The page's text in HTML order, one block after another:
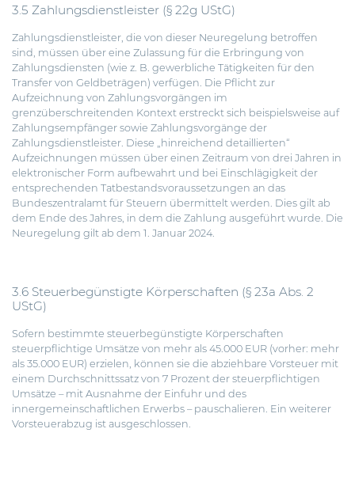
3.5 Zahlungsdienstleister (§ 22g UStG)
Zahlungsdienstleister, die von dieser Neuregelung betroffen
sind, müssen über eine Zulassung für die Erbringung von
Zahlungsdiensten (wie z. B. gewerbliche Tätigkeiten für den
Transfer von Geldbeträgen) verfügen. Die Pflicht zur
Aufzeichnung von Zahlungsvorgängen im
grenzüberschreitenden Kontext erstreckt sich beispielsweise auf
Zahlungsempfänger sowie Zahlungsvorgänge der
Zahlungsdienstleister. Diese „hinreichend detaillierten“
Aufzeichnungen müssen über einen Zeitraum von drei Jahren in
elektronischer Form aufbewahrt und bei Einschlägigkeit der
entsprechenden Tatbestandsvoraussetzungen an das
Bundeszentralamt für Steuern übermittelt werden. Dies gilt ab
dem Ende des Jahres, in dem die Zahlung ausgeführt wurde. Die
Neuregelung gilt ab dem 1. Januar 2024.
3.6 Steuerbegünstigte Körperschaften (§ 23a Abs. 2
UStG)
Sofern bestimmte steuerbegünstigte Körperschaften
steuerpflichtige Umsätze von mehr als 45.000 EUR (vorher: mehr
als 35.000 EUR) erzielen, können sie die abziehbare Vorsteuer mit
einem Durchschnittssatz von 7 Prozent der steuerpflichtigen
Umsätze – mit Ausnahme der Einfuhr und des
innergemeinschaftlichen Erwerbs – pauschalieren. Ein weiterer
Vorsteuerabzug ist ausgeschlossen.